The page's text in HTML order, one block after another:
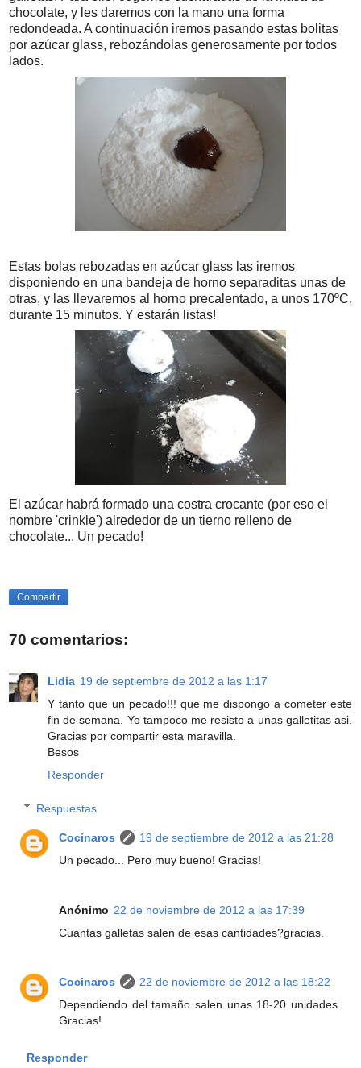
chocolate, y les daremos con la mano una forma
redondeada. A continuación iremos pasando estas bolitas
por azúcar glass, rebozándolas generosamente por todos
lados.
Estas bolas rebozadas en azúcar glass las iremos
disponiendo en una bandeja de horno separaditas unas de
otras, y las llevaremos al horno precalentado, a unos 170ºC,
durante 15 minutos. Y estarán listas!
El azúcar habrá formado una costra crocante (por eso el
nombre 'crinkle') alrededor de un tierno relleno de
chocolate... Un pecado!
Compartir
70 comentarios:
Lidia 19 de septiembre de 2012 a las 1:17
Y tanto que un pecado!!! que me dispongo a cometer este
fin de semana. Yo tampoco me resisto a unas galletitas asi.
Gracias por compartir esta maravilla.
Besos
Responder
Respuestas
Cocinaros
19 de septiembre de 2012 a las 21:28
Un pecado... Pero muy bueno! Gracias!
Anónimo 22 de noviembre de 2012 a las 17:39
Cuantas galletas salen de esas cantidades?gracias.
Cocinaros
22 de noviembre de 2012 a las 18:22
Dependiendo del tamaño salen unas 18-20 unidades.
Gracias!
Responder